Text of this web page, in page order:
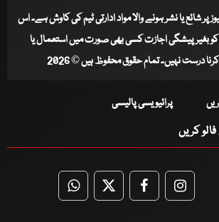
پر شائع یا نشر ہونے والا مواد ادارتی ٹیم کی کاوش ہے۔ اس
کو بغیر پیشگی اجازت کسی بھی صورت میں استعمال یا
درست نہیں۔ تمام حقوق محفوظ ہیں © 2026
پرائیویسی پالیسی
کریں
WhatsApp
TwitterFacebook